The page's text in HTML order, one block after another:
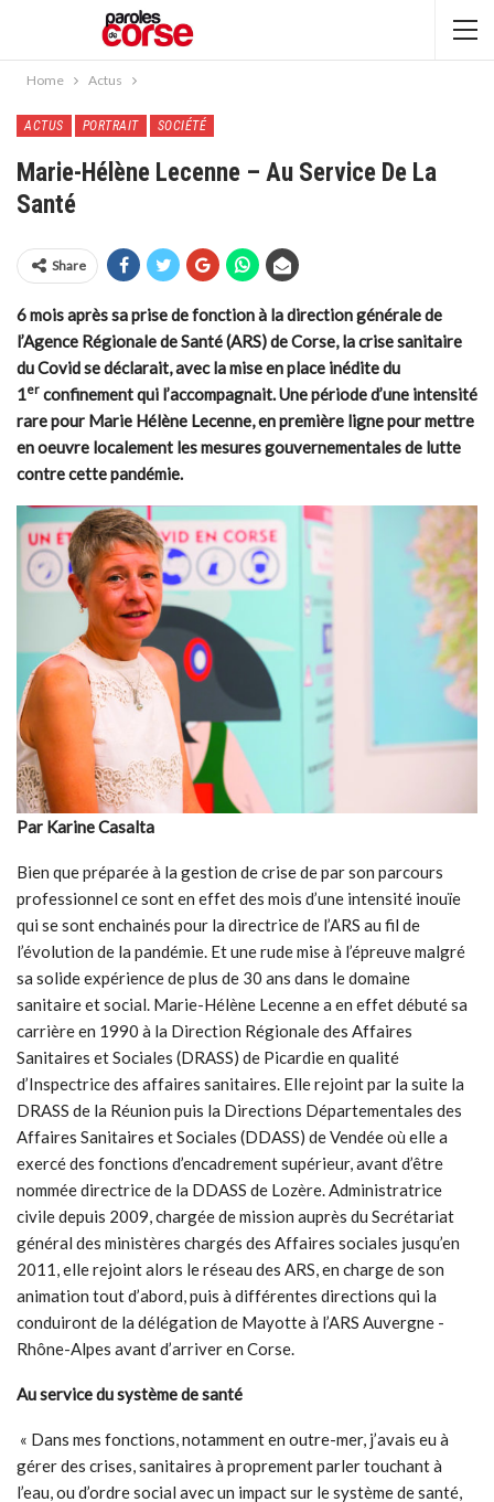
Home Actus
ACTUS PORTRAIT SOCIÉTÉ
Marie-Hélène Lecenne – Au Service De La
Santé
Share
6 mois après sa prise de fonction à la direction générale de
l’Agence Régionale de Santé (ARS) de Corse, la crise sanitaire
du Covid se déclarait, avec la mise en place inédite du
1er confinement qui l’accompagnait. Une période d’une intensité
rare pour Marie Hélène Lecenne, en première ligne pour mettre
en oeuvre localement les mesures gouvernementales de lutte
contre cette pandémie.
Par Karine Casalta
Bien que préparée à la gestion de crise de par son parcours
professionnel ce sont en effet des mois d’une intensité inouïe
qui se sont enchainés pour la directrice de l’ARS au fil de
l’évolution de la pandémie. Et une rude mise à l’épreuve malgré
sa solide expérience de plus de 30 ans dans le domaine
sanitaire et social. Marie-Hélène Lecenne a en effet débuté sa
carrière en 1990 à la Direction Régionale des Affaires
Sanitaires et Sociales (DRASS) de Picardie en qualité
d’Inspectrice des affaires sanitaires. Elle rejoint par la suite la
DRASS de la Réunion puis la Directions Départementales des
Affaires Sanitaires et Sociales (DDASS) de Vendée où elle a
exercé des fonctions d’encadrement supérieur, avant d’être
nommée directrice de la DDASS de Lozère. Administratrice
civile depuis 2009, chargée de mission auprès du Secrétariat
général des ministères chargés des Affaires sociales jusqu’en
2011, elle rejoint alors le réseau des ARS, en charge de son
animation tout d’abord, puis à différentes directions qui la
conduiront de la délégation de Mayotte à l’ARS Auvergne -
Rhône-Alpes avant d’arriver en Corse.
Au service du système de santé
« Dans mes fonctions, notamment en outre-mer, j’avais eu à
gérer des crises, sanitaires à proprement parler touchant à
l’eau, ou d’ordre social avec un impact sur le système de santé,